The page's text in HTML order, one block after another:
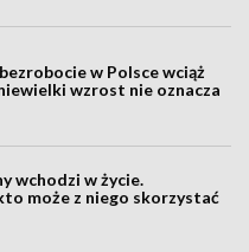
w Polsce wciąż
wzrost nie oznacza
wchodzi w życie.
może z niego skorzystać